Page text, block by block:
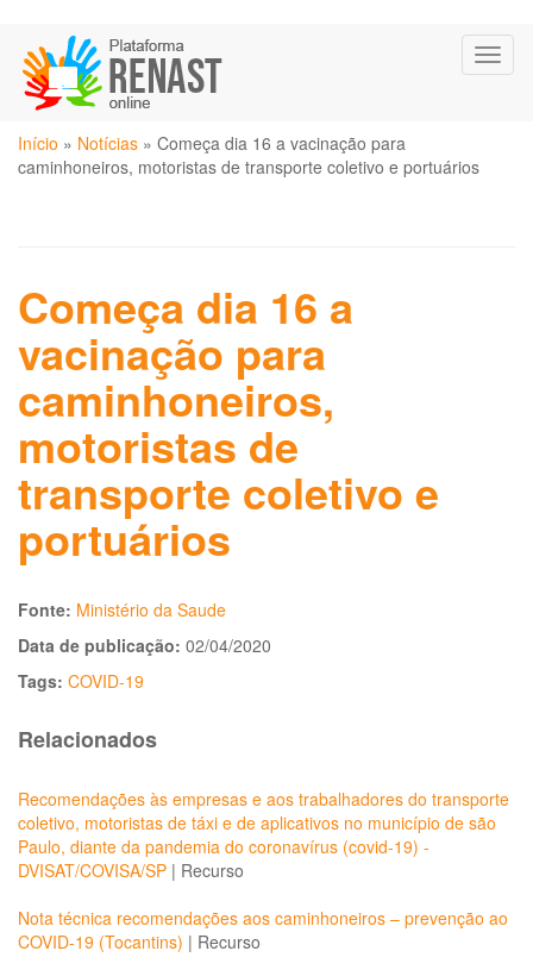
para
conteúdo
principal
Você
está
Início » Notícias » Começa dia 16 a vacinação para
caminhoneiros, motoristas de transporte coletivo e portuários
Começa dia 16 a
vacinação para
caminhoneiros,
motoristas de
transporte coletivo e
portuários
Fonte: Ministério da Saude
Data de publicação: 02/04/2020
Tags: COVID-19
Relacionados
Recomendações às empresas e aos trabalhadores do transporte
coletivo, motoristas de táxi e de aplicativos no município de são
Paulo, diante da pandemia do coronavírus (covid-19) -
DVISAT/COVISA/SP | Recurso
Nota técnica recomendações aos caminhoneiros – prevenção ao
COVID-19 (Tocantins) | Recurso